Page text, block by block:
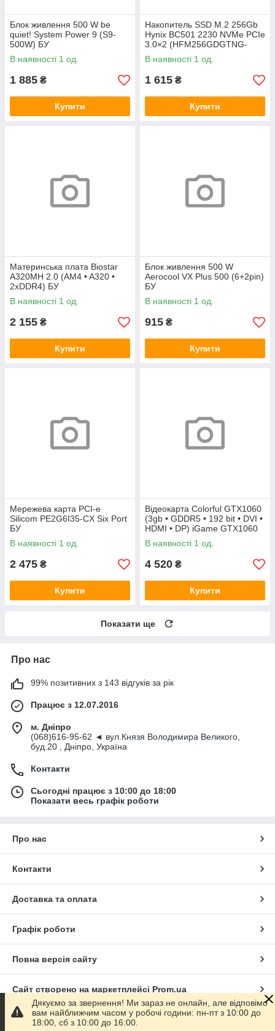
Блок живлення 500 W be
quiet! System Power 9 (S9-
500W) БУ
В наявності 1 од.
1 885 ₴
Купити
Накопитель SSD M.2 256Gb
Hynix BC501 2230 NVMe PCIe
3.0×2 (HFM256GDGTNG-
83A0A) 800/1600 БУ
В наявності 1 од.
1 615 ₴
Купити
Материнська плата Biostar
A320MH 2.0 (AM4 • A320 •
2xDDR4) БУ
В наявності 1 од.
2 155 ₴
Купити
Блок живлення 500 W
Aerocool VX Plus 500 (6+2pin)
БУ
В наявності 1 од.
915 ₴
Купити
Мережева карта PCI-e
Silicom PE2G6I35-CX Six Port
БУ
В наявності 1 од.
2 475 ₴
Купити
Відеокарта Colorful GTX1060
(3gb • GDDR5 • 192 bit • DVI •
HDMI • DP) iGame GTX1060
Vulcan U 3G БУ
В наявності 1 од.
4 520 ₴
Купити
Показати ще
Про нас
99% позитивних з 143 відгуків за рік
Працює з 12.07.2016
м. Дніпро
(068)616-95-62 ◄ вул.Князя Володимира Великого,
буд.20 , Дніпро, Україна
Контакти
Сьогодні працює з 10:00 до 18:00
Показати весь графік роботи
Про нас
Контакти
Доставка та оплата
Графік роботи
Повна версія сайту
Сайт створено на маркетплейсі Prom.ua
Політика конфіденційності
Дякуємо за звернення! Ми зараз не онлайн, але відповімо
вам найближчим часом у робочі години: пн-пт з 10:00 до
18:00, сб з 10:00 до 16:00.